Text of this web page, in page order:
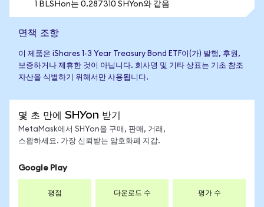
1 BLSHon는 0.287310 SHYon와 같음
면책 조항
이 제품은 iShares 1-3 Year Treasury Bond ETF이(가) 발행, 후원,
보증하거나 제휴한 것이 아닙니다. 회사명 및 기타 상표는 기초 참조
자산을 식별하기 위해서만 사용됩니다.
몇 초 만에 SHYon 받기
MetaMask에서 SHYon을 구매, 판매, 거래,
스왑하세요. 가장 신뢰받는 암호화폐 지갑.
Google Play
평점 다운로드 수 평가 수